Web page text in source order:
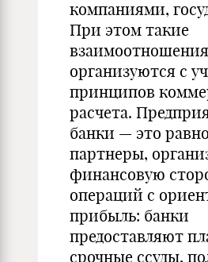
компаниями,
При этом такие
взаимоотношения
организуются с
принципов
расчета.
банки — это
партнеры,
финансовую
операций с
прибыль: банки
предоставляют
срочные ссуды,